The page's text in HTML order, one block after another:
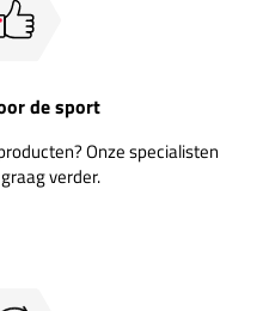
de sport
Onze specialisten
verder.